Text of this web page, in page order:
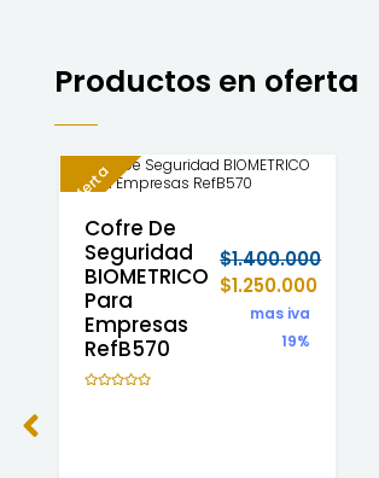
Productos en oferta
Oferta
Cofre De
Seguridad
BIOMETRICO
Para
Empresas
RefB570
$1.400.000
$1.250.000
mas iva
19%